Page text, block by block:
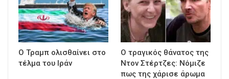
Ο Τραμπ ολισθαίνει στο
τέλμα του Ιράν
Ο τραγικός θάνατος της
Ντον Στέρτζες: Νόμιζε
πως της χάρισε άρωμα